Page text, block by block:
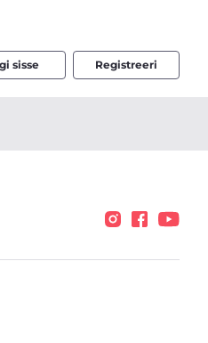
sisse Registreeri